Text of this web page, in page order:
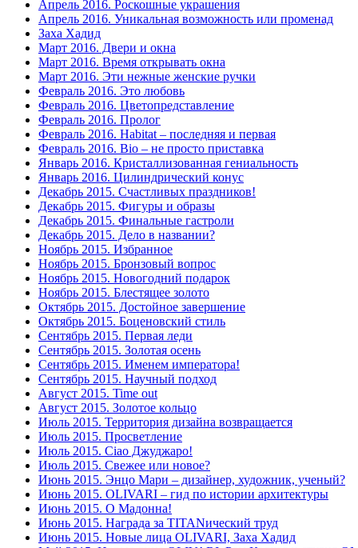
Апрель 2016. Роскошные украшения
Апрель 2016. Уникальная возможность или променад
Заха Хадид
Март 2016. Двери и окна
Март 2016. Время открывать окна
Март 2016. Эти нежные женские ручки
Февраль 2016. Это любовь
Февраль 2016. Цветопредставление
Февраль 2016. Пролог
Февраль 2016. Habitat – последняя и первая
Февраль 2016. Bio – не просто приставка
Январь 2016. Кристаллизованная гениальность
Январь 2016. Цилиндрический конус
Декабрь 2015. Счастливых праздников!
Декабрь 2015. Фигуры и образы
Декабрь 2015. Финальные гастроли
Декабрь 2015. Дело в названии?
Ноябрь 2015. Избранное
Ноябрь 2015. Бронзовый вопрос
Ноябрь 2015. Новогодний подарок
Ноябрь 2015. Блестящее золото
Октябрь 2015. Достойное завершение
Октябрь 2015. Боценовский стиль
Сентябрь 2015. Первая леди
Сентябрь 2015. Золотая осень
Сентябрь 2015. Именем императора!
Сентябрь 2015. Научный подход
Август 2015. Time out
Август 2015. Золотое кольцо
Июль 2015. Территория дизайна возвращается
Июль 2015. Просветление
Июль 2015. Ciao Джуджаро!
Июль 2015. Свежее или новое?
Июнь 2015. Энцо Мари – дизайнер, художник, ученый?
Июнь 2015. OLIVARI – гид по истории архитектуры
Июнь 2015. О Мадонна!
Июнь 2015. Награда за TITANический труд
Июнь 2015. Новые лица OLIVARI, Заха Хадид